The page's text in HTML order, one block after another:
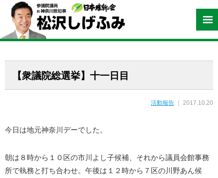
【衆議院総選挙】十一日目
活動報告 ｜ 2017.10.20
今日は地元神奈川デーでした。
朝は８時から１０区の市川よし子候補、それから議員会館事務
所で執務と打ち合わせ。午後は１２時から７区の川野あん候